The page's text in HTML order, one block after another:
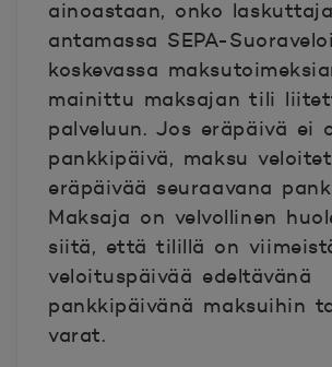
ainoastaan, onko
antamassa SEPA-
koskevassa
mainittu maksajan tili
palveluun. Jos eräpäivä ei
pankkipäivä, maksu
eräpäivää seuraavana
Maksaja on velvollinen
siitä, että tilillä on
veloituspäivää edeltävänä
pankkipäivänä maksuihin
varat.